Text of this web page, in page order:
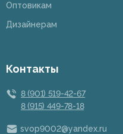
Оптовикам
Дизайнерам
Контакты
8 (901) 519-42-67
8 (915) 449-78-18
svop9002@yandex.ru